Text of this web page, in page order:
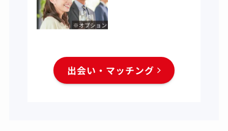
出会い・マッチング